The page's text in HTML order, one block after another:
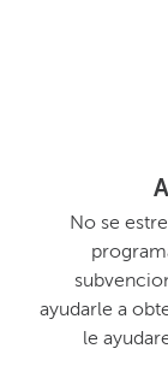
No se
ayudarle a
le